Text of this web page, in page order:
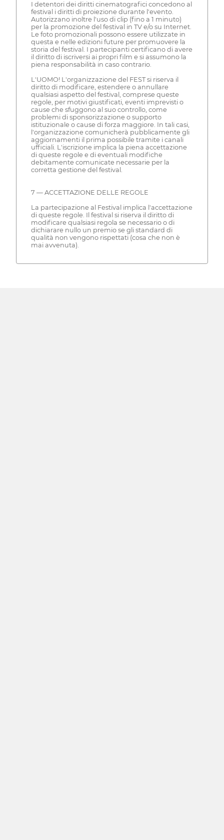
I detentori dei diritti cinematografici concedono al
festival i diritti di proiezione durante l'evento.
Autorizzano inoltre l'uso di clip (fino a 1 minuto)
per la promozione del festival in TV e/o su Internet.
Le foto promozionali possono essere utilizzate in
questa e nelle edizioni future per promuovere la
storia del festival. I partecipanti certificano di avere
il diritto di iscriversi ai propri film e si assumono la
piena responsabilità in caso contrario.
L'UOMO! L'organizzazione del FEST si riserva il
diritto di modificare, estendere o annullare
qualsiasi aspetto del festival, comprese queste
regole, per motivi giustificati, eventi imprevisti o
cause che sfuggono al suo controllo, come
problemi di sponsorizzazione o supporto
istituzionale o cause di forza maggiore. In tali casi,
l'organizzazione comunicherà pubblicamente gli
aggiornamenti il prima possibile tramite i canali
ufficiali. L'iscrizione implica la piena accettazione
di queste regole e di eventuali modifiche
debitamente comunicate necessarie per la
corretta gestione del festival.
7 — ACCETTAZIONE DELLE REGOLE
La partecipazione al Festival implica l'accettazione
di queste regole. Il festival si riserva il diritto di
modificare qualsiasi regola se necessario o di
dichiarare nullo un premio se gli standard di
qualità non vengono rispettati (cosa che non è
mai avvenuta).